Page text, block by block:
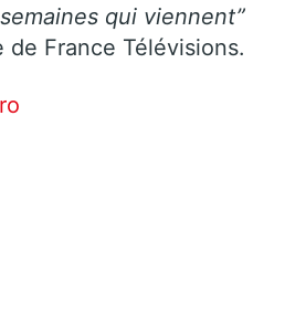
qui viennent”
France Télévisions.